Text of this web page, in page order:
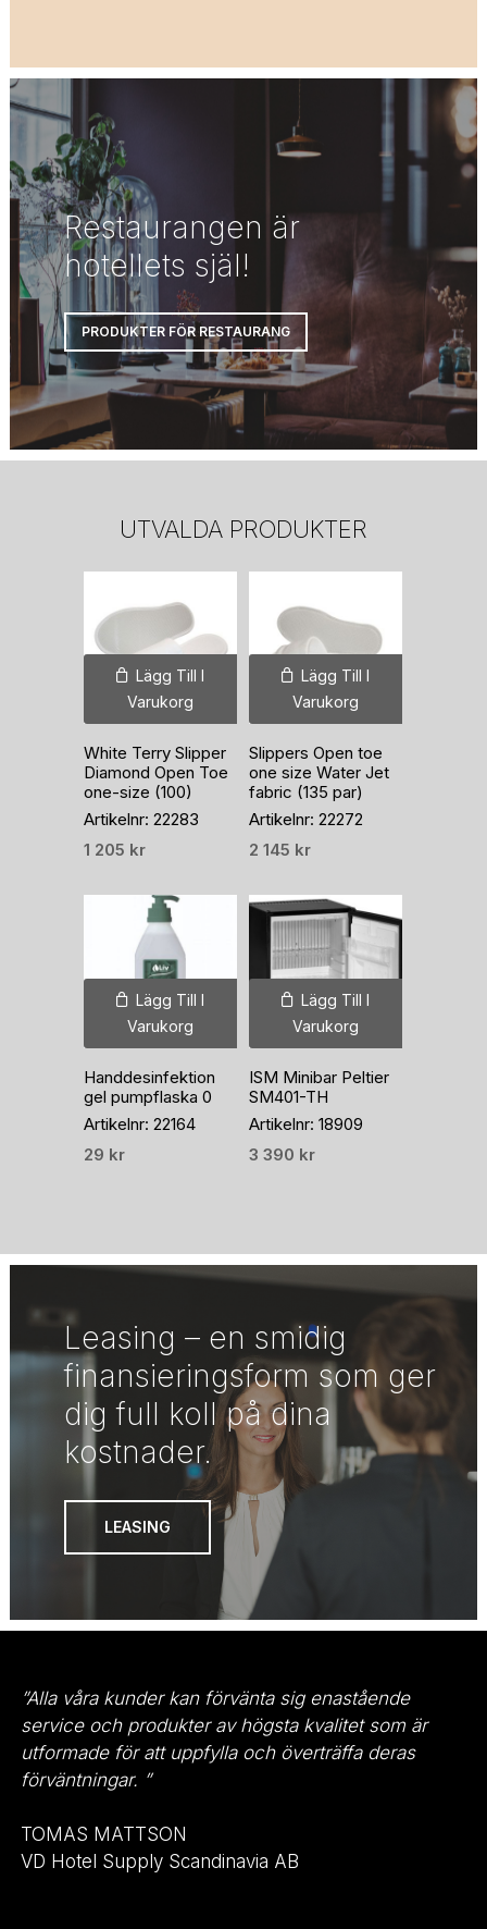
Restaurangen är
hotellets själ!
PRODUKTER FÖR RESTAURANG
UTVALDA PRODUKTER
Lägg Till I
Varukorg
White Terry Slipper
Diamond Open Toe
one-size (100)
Artikelnr: 22283
1 205 kr
Lägg Till I
Varukorg
Slippers Open toe
one size Water Jet
fabric (135 par)
Artikelnr: 22272
2 145 kr
Lägg Till I
Varukorg
Handdesinfektion
gel pumpflaska 0
Artikelnr: 22164
29 kr
Lägg Till I
Varukorg
ISM Minibar Peltier
SM401-TH
Artikelnr: 18909
3 390 kr
Leasing – en smidig
finansieringsform som ger
dig full koll på dina
kostnader.
LEASING
”Alla våra kunder kan förvänta sig enastående
service och produkter av högsta kvalitet som är
utformade för att uppfylla och överträffa deras
förväntningar. ”
TOMAS MATTSON
VD Hotel Supply Scandinavia AB